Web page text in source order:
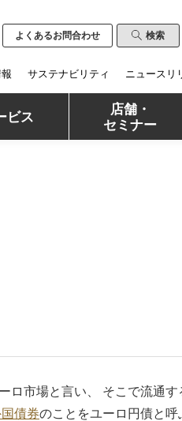
よくあるお問合わせ 検索
ビス
店舗・
セミナー
サステナビリティ ニュースリ
ロ市場と言い、 そこで流通
債券のことをユーロ円債と呼